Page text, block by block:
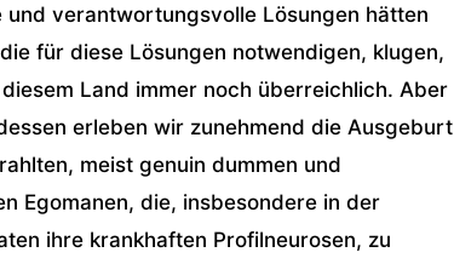
verantwortungsvolle Lösungen hätten
für diese Lösungen notwendigen, klugen,
Land immer noch überreichlich. Aber
erleben wir zunehmend die Ausgeburt
meist genuin dummen und
Egomanen, die, insbesondere in der
ihre krankhaften Profilneurosen, zu